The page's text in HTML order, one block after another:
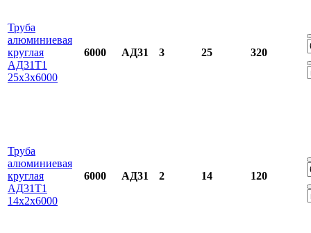
Труба
алюминиевая
круглая
АД31Т1
25х3х6000
6000 АД31 3 25 320
Труба
алюминиевая
круглая
АД31Т1
14х2х6000
6000 АД31 2 14 120